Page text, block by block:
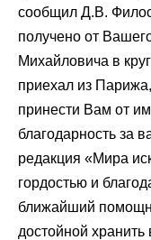
сообщил Д.В.
получено от
Михайловича в
приехал из
принести Вам от
благодарность за
редакция «Мира
гордостью и
ближайший
достойной хранить